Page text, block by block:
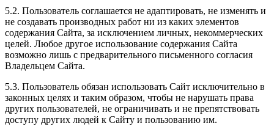
5.2. Пользователь соглашается не адаптировать, не изменять и
не создавать производных работ ни из каких элементов
содержания Сайта, за исключением личных, некоммерческих
целей. Любое другое использование содержания Сайта
возможно лишь с предварительного письменного согласия
Владельцем Сайта.
5.3. Пользователь обязан использовать Сайт исключительно в
законных целях и таким образом, чтобы не нарушать права
других пользователей, не ограничивать и не препятствовать
доступу других людей к Сайту и пользованию им.